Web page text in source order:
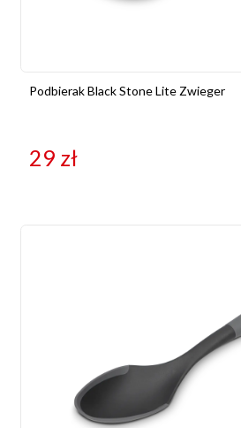
Podbierak Black Stone Lite Zwieger
29 zł